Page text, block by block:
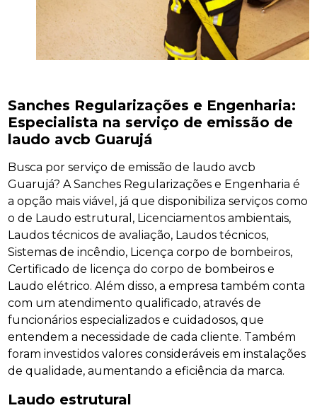
Sanches Regularizações e Engenharia:
Especialista na serviço de emissão de
laudo avcb Guarujá
Busca por serviço de emissão de laudo avcb
Guarujá? A Sanches Regularizações e Engenharia é
a opção mais viável, já que disponibiliza serviços como
o de Laudo estrutural, Licenciamentos ambientais,
Laudos técnicos de avaliação, Laudos técnicos,
Sistemas de incêndio, Licença corpo de bombeiros,
Certificado de licença do corpo de bombeiros e
Laudo elétrico. Além disso, a empresa também conta
com um atendimento qualificado, através de
funcionários especializados e cuidadosos, que
entendem a necessidade de cada cliente. Também
foram investidos valores consideráveis em instalações
de qualidade, aumentando a eficiência da marca.
Laudo estrutural